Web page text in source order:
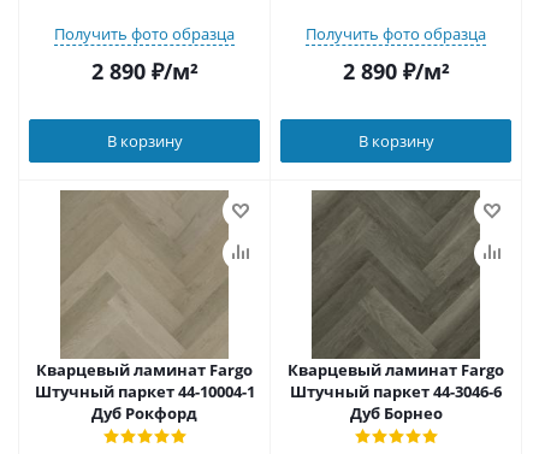
Получить фото образца
2 890₽/м²
В корзину
Получить фото образца
2 890₽/м²
В корзину
Кварцевый ламинат Fargo
Штучный паркет 44-10004-1
Дуб Рокфорд
Кварцевый ламинат Fargo
Штучный паркет 44-3046-6
Дуб Борнео